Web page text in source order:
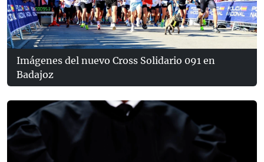
Imágenes del nuevo Cross Solidario 091 en
Badajoz